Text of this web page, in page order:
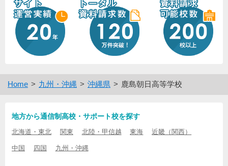
Home 九州・沖縄 沖縄県 鹿島朝日高等学校
地方から通信制高校・サポート校を探す
北海道・東北 関東 北陸・甲信越 東海 近畿（関西）
中国 四国 九州・沖縄